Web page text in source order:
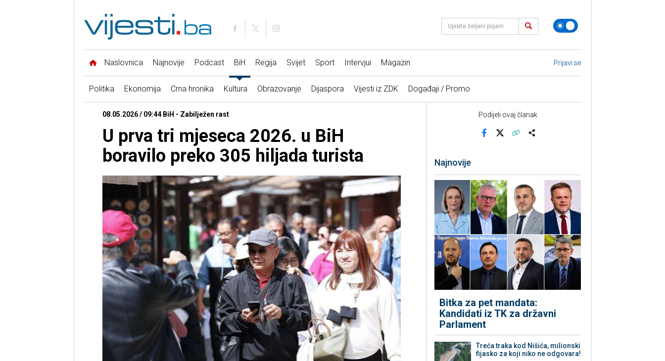
Naslovnica Najnovije Podcast BiH Regija Svijet Sport Intervjui Magazin Prijavi se
Politika Ekonomija Crna hronika Kultura Obrazovanje Dijaspora Vijesti iz ZDK Događaji / Promo
08.05.2026 / 09:44 BiH - Zabilježen rast
U prva tri mjeseca 2026. u BiH
boravilo preko 305 hiljada turista
Podijeli ovaj članak
Najnovije
Bitka za pet mandata:
Kandidati iz TK za državni
Parlament
Treća traka kod Nišića, milionski
fijasko za koji niko ne odgovara!